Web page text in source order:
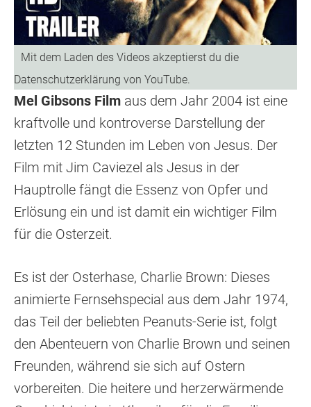
Mel Gibsons Film aus dem Jahr 2004 ist eine
kraftvolle und kontroverse Darstellung der
letzten 12 Stunden im Leben von Jesus. Der
Film mit Jim Caviezel als Jesus in der
Hauptrolle fängt die Essenz von Opfer und
Erlösung ein und ist damit ein wichtiger Film
für die Osterzeit.
Es ist der Osterhase, Charlie Brown: Dieses
animierte Fernsehspecial aus dem Jahr 1974,
das Teil der beliebten Peanuts-Serie ist, folgt
den Abenteuern von Charlie Brown und seinen
Freunden, während sie sich auf Ostern
vorbereiten. Die heitere und herzerwärmende